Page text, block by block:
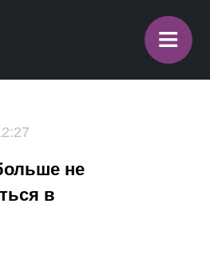
≡
не
в